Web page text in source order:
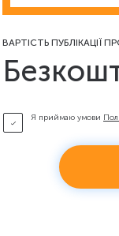
ВАРТІСТЬ ПУБЛІКАЦІЇ
Я приймаю умови